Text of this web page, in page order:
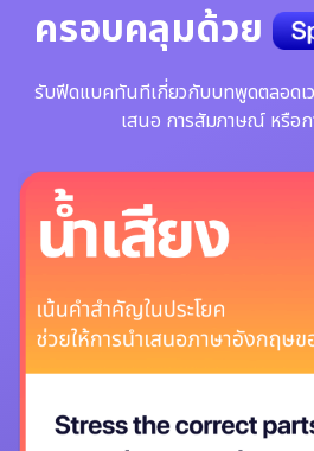
ครอบคลุมด้วย
รับฟีดแบคทันทีเกี่ยวกับบทพูดตลอดเว
เสนอ การสัมภาษณ์ หรือ